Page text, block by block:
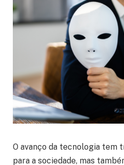
O avanço da tecnologia tem
para a sociedade, mas